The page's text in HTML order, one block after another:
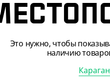
Это нужно, чтобы
наличию